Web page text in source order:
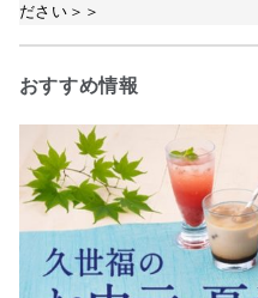
ださい＞＞
おすすめ情報